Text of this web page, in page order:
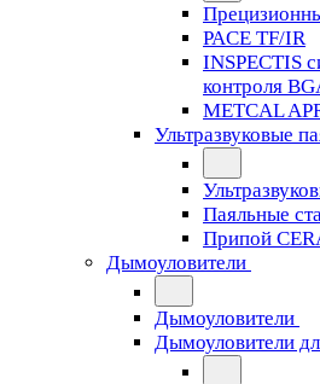
PACE TF/IR
INSPECTIS
контроля
METCAL
Ультразвуковые
Паяльные
Припой
Дымоуловители
Дымоуловители
Дымоуловители